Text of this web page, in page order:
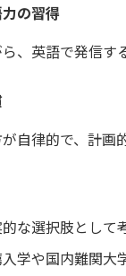
の習得
、英語で発信す
自律的で、計画
な選択肢として
学や国内難関大